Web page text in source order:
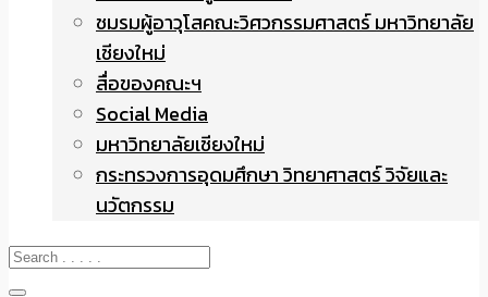
ชมรมผู้อาวุโสคณะวิศวกรรมศาสตร์ มหาวิทยาลัย
เชียงใหม่
สื่อของคณะฯ
Social Media
มหาวิทยาลัยเชียงใหม่
กระทรวงการอุดมศึกษา วิทยาศาสตร์ วิจัยและ
นวัตกรรม